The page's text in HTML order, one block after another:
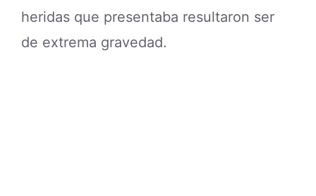
heridas que presentaba resultaron ser
de extrema gravedad.